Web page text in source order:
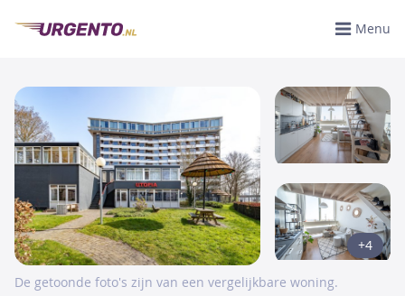
Menu
+4
De getoonde foto's zijn van een vergelijkbare woning.